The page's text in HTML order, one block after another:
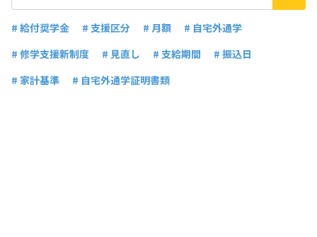
# 給付奨学金 # 支援区分 # 月額
# 自宅外通学
# 修学支援新制度
# 見直し # 支給期間
# 振込日
# 家計基準
# 自宅外通学証明書類